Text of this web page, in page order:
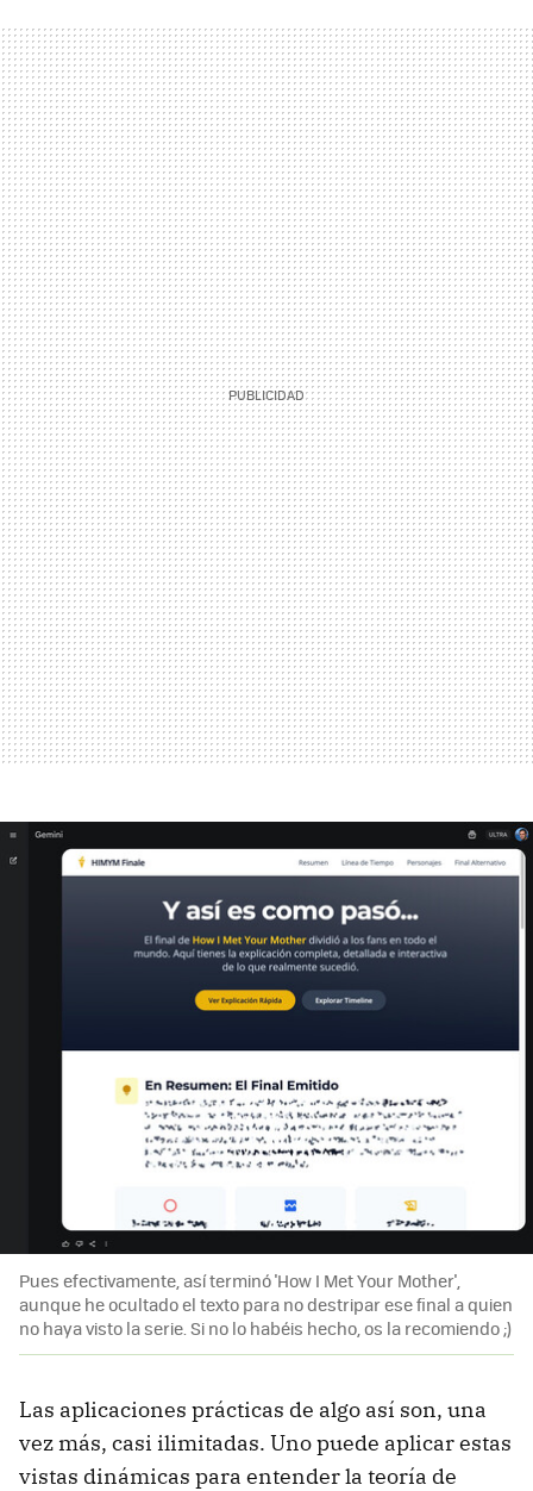
Pues efectivamente, así terminó 'How I Met Your Mother',
aunque he ocultado el texto para no destripar ese final a quien
no haya visto la serie. Si no lo habéis hecho, os la recomiendo ;)
Las aplicaciones prácticas de algo así son, una
vez más, casi ilimitadas. Uno puede aplicar estas
vistas dinámicas para entender la teoría de